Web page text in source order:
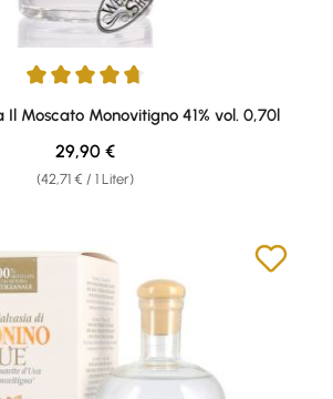
Bewertung von 4.85 von 5 Sternen
Il Moscato Monovitigno 41% vol. 0,70l
(42,71 € / 1 Liter)
Regulärer Preis:
29,90 €